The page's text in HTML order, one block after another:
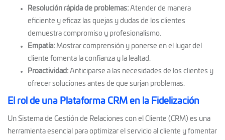
Resolución rápida de problemas: Atender de manera
eficiente y eficaz las quejas y dudas de los clientes
demuestra compromiso y profesionalismo.
Empatía: Mostrar comprensión y ponerse en el lugar del
cliente fomenta la confianza y la lealtad.
Proactividad: Anticiparse a las necesidades de los clientes y
ofrecer soluciones antes de que surjan problemas.
El rol de una Plataforma CRM en la Fidelización
Un Sistema de Gestión de Relaciones con el Cliente (CRM) es una
herramienta esencial para optimizar el servicio al cliente y fomentar